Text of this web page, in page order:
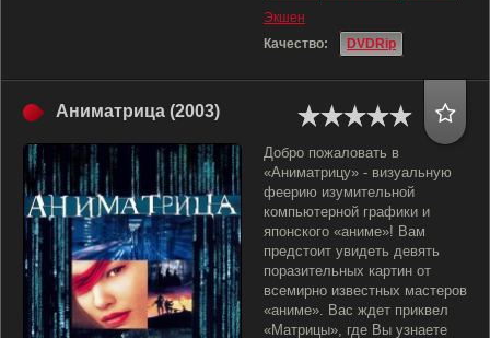
Экшен
Качество:
DVDRip
Аниматрица (2003)
Добро пожаловать в
«Аниматрицу» - визуальную
феерию изумительной
компьютерной графики и
японского «аниме»! Вам
предстоит увидеть девять
поразительных картин от
всемирно известных мастеров
«аниме». Вас ждет приквел
«Матрицы», где Вы узнаете